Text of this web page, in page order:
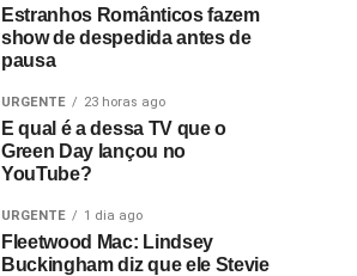
Estranhos Românticos fazem
show de despedida antes de
pausa
URGENTE 23 horas ago
E qual é a dessa TV que o
Green Day lançou no
YouTube?
URGENTE 1 dia ago
Fleetwood Mac: Lindsey
Buckingham diz que ele Stevie